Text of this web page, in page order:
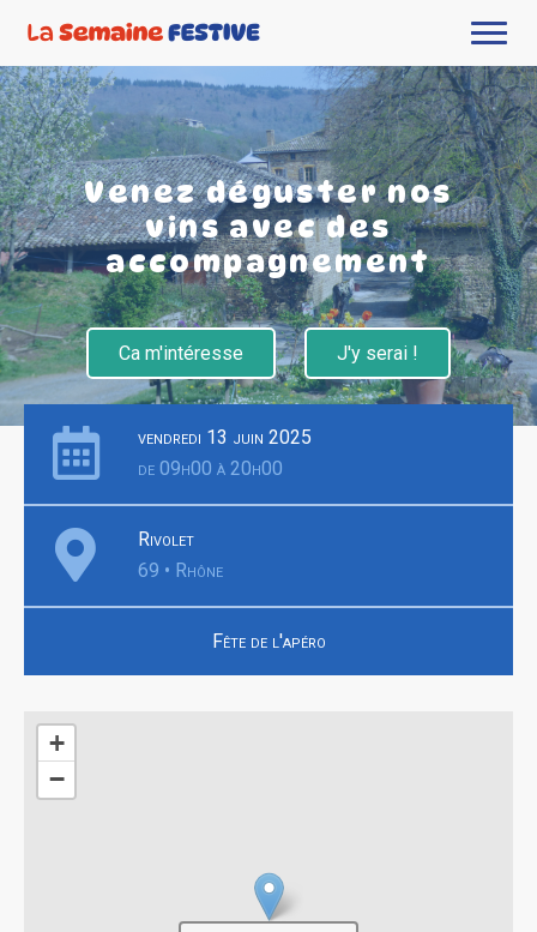
Venez déguster nos
vins avec des
accompagnement
Ca m'intéresse J'y serai !
vendredi 13 juin 2025
de 09h00 à 20h00
Rivolet
69 • Rhône
Fête de l'apéro
+
−